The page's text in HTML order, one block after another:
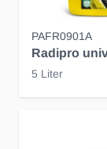
PAFR0901A
Radipro
5 Liter